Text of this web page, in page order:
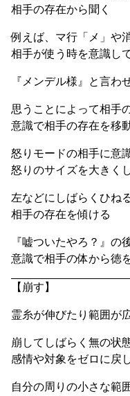
相手の存在から聞く
例えば、マ行「メ」や
相手が使う時を意識し
『メンデル様』と言わ
思うことによって相手
意識で相手の存在を移
怒りモードの相手に意
怒りのサイズを大きく
左などにしばらくひね
相手の存在を傾ける
『嘘ついたやろ？』の
意識で相手の体から徳
【崩す】
霊糸が伸びたり範囲が
崩してしばらく無の状
感情や対象をゼロに戻
自分の周りの小さな範